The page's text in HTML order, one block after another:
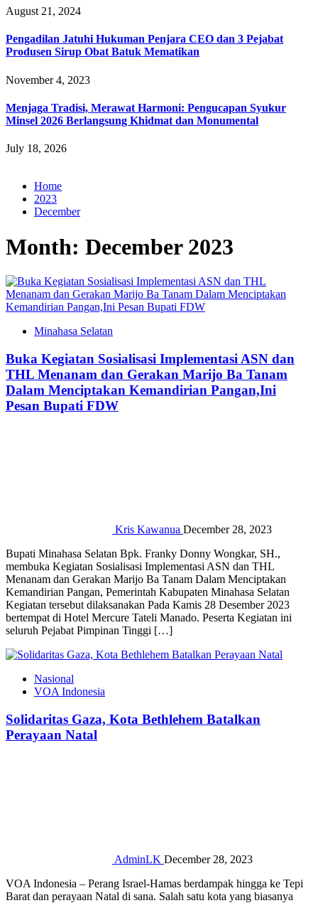
August 21, 2024
Pengadilan Jatuhi Hukuman Penjara CEO dan 3 Pejabat
Produsen Sirup Obat Batuk Mematikan
November 4, 2023
Menjaga Tradisi, Merawat Harmoni: Pengucapan Syukur
Minsel 2026 Berlangsung Khidmat dan Monumental
July 18, 2026
Home
2023
December
Month: December 2023
Minahasa Selatan
Buka Kegiatan Sosialisasi Implementasi ASN dan
THL Menanam dan Gerakan Marijo Ba Tanam
Dalam Menciptakan Kemandirian Pangan,Ini
Pesan Bupati FDW
Kris Kawanua December 28, 2023
Bupati Minahasa Selatan Bpk. Franky Donny Wongkar, SH.,
membuka Kegiatan Sosialisasi Implementasi ASN dan THL
Menanam dan Gerakan Marijo Ba Tanam Dalam Menciptakan
Kemandirian Pangan, Pemerintah Kabupaten Minahasa Selatan
Kegiatan tersebut dilaksanakan Pada Kamis 28 Desember 2023
bertempat di Hotel Mercure Tateli Manado. Peserta Kegiatan ini
seluruh Pejabat Pimpinan Tinggi […]
Nasional
VOA Indonesia
Solidaritas Gaza, Kota Bethlehem Batalkan
Perayaan Natal
AdminLK December 28, 2023
VOA Indonesia – Perang Israel-Hamas berdampak hingga ke Tepi
Barat dan perayaan Natal di sana. Salah satu kota yang biasanya